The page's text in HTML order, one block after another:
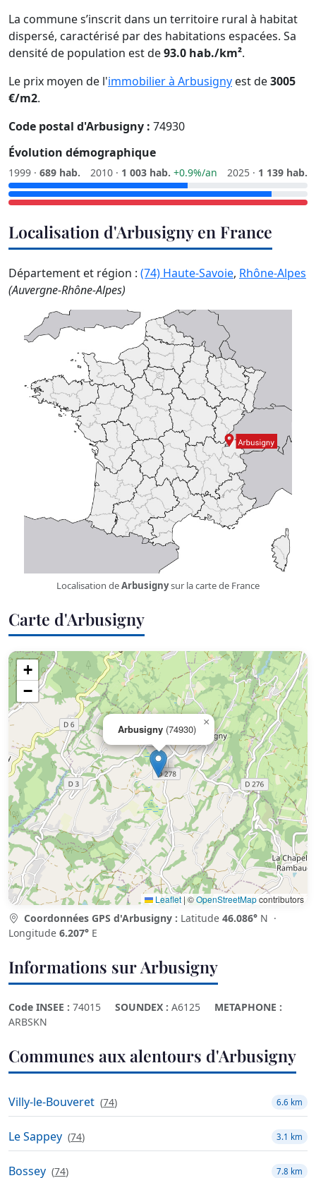
La commune s’inscrit dans un territoire rural à habitat
dispersé, caractérisé par des habitations espacées. Sa
densité de population est de93.0 hab./km².
Le prix moyen de l'immobilier à Arbusigny est de3005
€/m2.
Code postal d'Arbusigny : 74930
Évolution démographique
1999 · 689 hab. 2010 · 1 003 hab. +0.9%/an 2025 · 1 139 hab.
Localisation d'Arbusigny en France
Département et région : (74) Haute-Savoie, Rhône-Alpes
(Auvergne-Rhône-Alpes)
Localisation deArbusignysur la carte de France
Carte d'Arbusigny
Arbusigny (74930)
×
+
−
Leaflet | ©OpenStreetMapcontributors
Coordonnées GPS d'Arbusigny : Latitude 46.086° N ·
Longitude 6.207° E
Informations sur Arbusigny
Code INSEE : 74015 SOUNDEX : A6125
METAPHONE :
ARBSKN
Communes aux alentours d'Arbusigny
Villy-le-Bouveret (74) 6.6 km
Le Sappey (74) 3.1 km
Bossey (74) 7.8 km